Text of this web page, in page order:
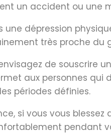
un accident ou une
une dépression
très proche du
de souscrire
aux personnes
périodes définies.
si vous vous
pendant